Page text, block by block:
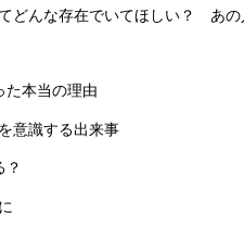
どんな存在でいてほしい？ あの
た本当の理由
意識する出来事
？